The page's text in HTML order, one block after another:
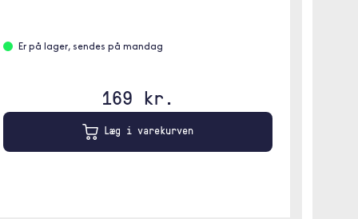
Er på lager, sendes på mandag
169 kr.
Læg i varekurven